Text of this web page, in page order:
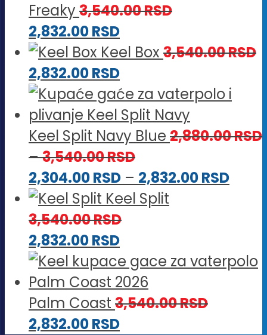
Freaky 3,540.00RSD
2,832.00RSD
Keel Box 3,540.00RSD
2,832.00RSD
Keel Split Navy Blue 2,880.00RSD
–3,540.00RSDRaspon
cena:
od
3,540.00 RSD
2,304.00RSD – 2,832.00RSD
do
Keel Split
3,540.00RSD
2,832.00RSD
Palm Coast 3,540.00RSD
2,832.00RSD